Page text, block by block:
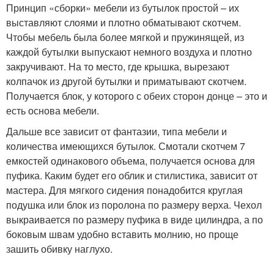
Принцип «сборки» мебели из бутылок простой – их
выставляют слоями и плотно обматывают скотчем.
Чтобы мебель была более мягкой и пружинящей, из
каждой бутылки выпускают немного воздуха и плотно
закручивают. На то место, где крышка, вырезают
колпачок из другой бутылки и приматывают скотчем.
Получается блок, у которого с обеих сторон донце – это и
есть основа мебели.
Дальше все зависит от фантазии, типа мебели и
количества имеющихся бутылок. Смотали скотчем 7
емкостей одинакового объема, получается основа для
пуфика. Каким будет его облик и стилистика, зависит от
мастера. Для мягкого сидения понадобится круглая
подушка или блок из поролона по размеру верха. Чехол
выкраивается по размеру пуфика в виде цилиндра, а по
боковым швам удобно вставить молнию, но проще
зашить обивку наглухо.